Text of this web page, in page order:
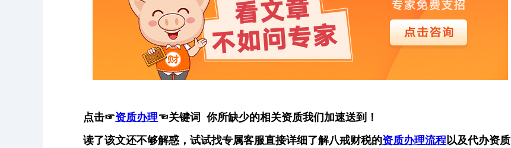
点击☞资质办理☜关键词 你所缺少的相关资质我们加速送到！
读了该文还不够解惑，试试找专属客服直接详细了解八戒财税的资质办理流程以及代办资质